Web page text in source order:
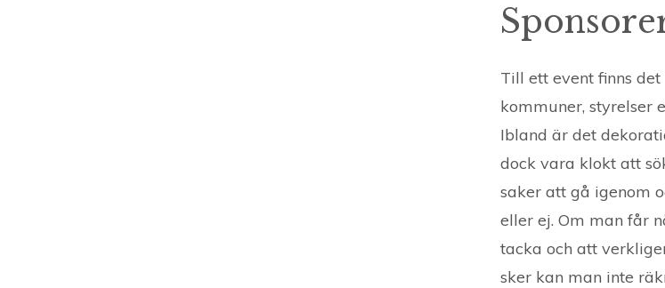
Till ett event finns
kommuner, styrelser
Ibland är det
dock vara klokt att
saker att gå igenom
eller ej. Om man får
tacka och att
sker kan man inte